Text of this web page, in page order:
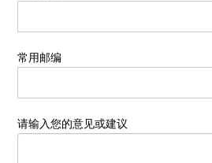
常用邮编
请输入您的意见或建议